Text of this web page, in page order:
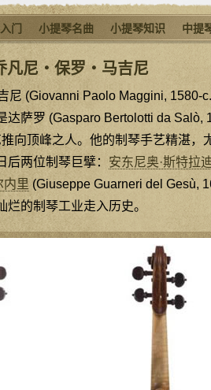
门 小提琴名曲 小提琴知识 中提
凡尼‧保罗‧马吉尼
(Giovanni Paolo Maggini, 1580-
达萨罗 (Gasparo Bertolotti da Salò,
向顶峰之人。他的制琴手艺精湛，
两位制琴巨擘： 安东尼奥·斯特拉
内里 (Giuseppe Guarneri del Gesù,
的制琴工业走入历史。